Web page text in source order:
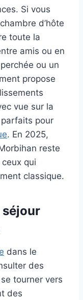
Si vous
d’hôte
toute la
amis ou en
ou un
propose
vue sur la
pour
. En 2025,
reste
qui
classique.
séjour
dans le
des
tourner vers
des